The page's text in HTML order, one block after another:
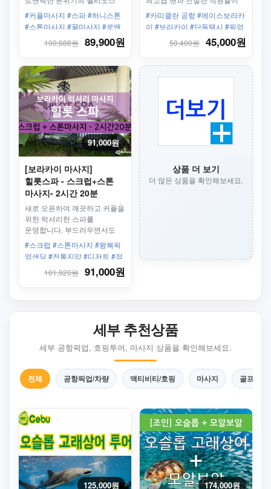
스파에서 즐거운 시간
보내주세요~
#커플마사지 #스파 #허니스톤
#스톤마사지 #꿀마사지 #로맨
틱 #왕복픽업샌딩 #2시간 #샤
워 #세탁 #전용수영장
100,688원 89,900원
안전하고 편안하게 모십니다.
#카띠클란 공항 #에이스보라카
이 #보라카이 #단독택시 #픽업
샌딩 #왕복 #보라카이리조트 #
한인업체 #최고의서비스
50,400원 45,000원
91,000원
[보라카이 마사지]
힐롯스파 - 스크럽+스톤
마사지- 2시간 20분
새로 오픈하여 깨끗하고 커플을
위한 럭셔리한 스파를
운영합니다. 부드러우면서도
전동지압 중 하나인 클린기법이
접목되어 근육을 풀어주는
시원한 마사지
#스크럽 #스톤마사지 #왕복픽
업샌딩 #전통지압 #디저트 #점
심식사 #커플 #가족 #럭셔리 #
로멘틱
101,920원 91,000원
상품 더 보기
더 많은 상품을 확인해보세요.
세부 추천상품
세부 공항픽업, 호핑투어, 마사지 상품을 확인해보세요.
전체 공항픽업/차량 액티비티/호핑 마사지 골프
125,000원 174,000원